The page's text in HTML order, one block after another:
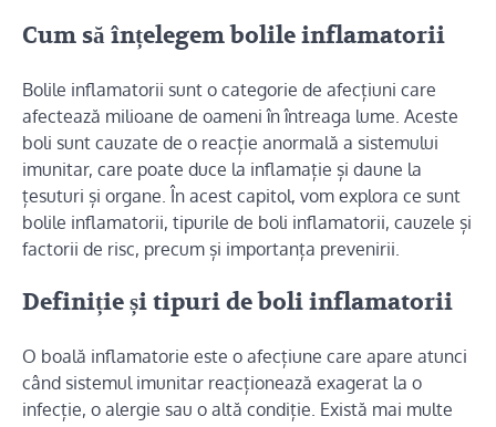
Cum să înțelegem bolile inflamatorii
Bolile inflamatorii sunt o categorie de afecțiuni care
afectează milioane de oameni în întreaga lume. Aceste
boli sunt cauzate de o reacție anormală a sistemului
imunitar, care poate duce la inflamație și daune la
țesuturi și organe. În acest capitol, vom explora ce sunt
bolile inflamatorii, tipurile de boli inflamatorii, cauzele și
factorii de risc, precum și importanța prevenirii.
Definiție și tipuri de boli inflamatorii
O boală inflamatorie este o afecțiune care apare atunci
când sistemul imunitar reacționează exagerat la o
infecție, o alergie sau o altă condiție. Există mai multe